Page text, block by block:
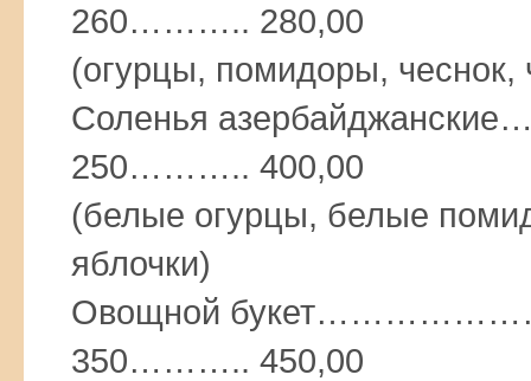
260……….. 280,00
(огурцы, помидоры,
Соленья
250……….. 400,00
(белые огурцы, белые
яблочки)
Овощной
350……….. 450,00